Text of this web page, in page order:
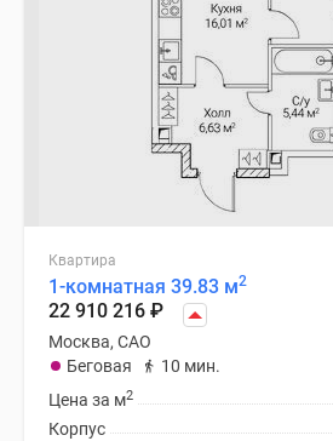
Квартира
1-комнатная 39.83 м2
22 910 216 ₽
Москва, САО
Беговая
10 мин.
Цена за м2
Корпус